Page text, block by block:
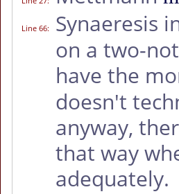
Line 66: Synaeresis
on a two-
have the
doesn't
anyway,
that way
adequately.